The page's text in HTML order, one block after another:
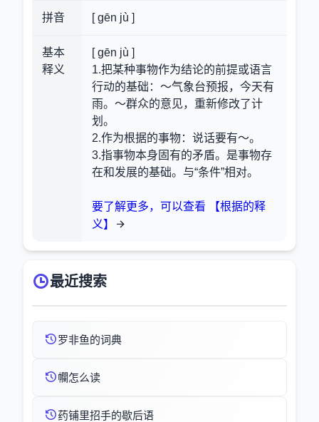
拼音 [ gēn jù ]
基本
释义
[ gēn jù ]
1.把某种事物作为结论的前提或语言
行动的基础：～气象台预报，今天有
雨。～群众的意见，重新修改了计
划。
2.作为根据的事物：说话要有～。
3.指事物本身固有的矛盾。是事物存
在和发展的基础。与“条件”相对。
要了解更多，可以查看 【根据的释
义】
最近搜索
罗非鱼的词典
幱怎么读
药铺里招手的歇后语